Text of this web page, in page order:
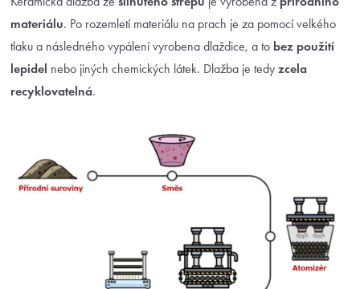
materiálu. Po rozemletí materiálu na prach je za pomocí velkého
tlaku a následného vypálení vyrobena dlaždice, a to bez použití
lepidel nebo jiných chemických látek. Dlažba je tedy zcela
recyklovatelná.